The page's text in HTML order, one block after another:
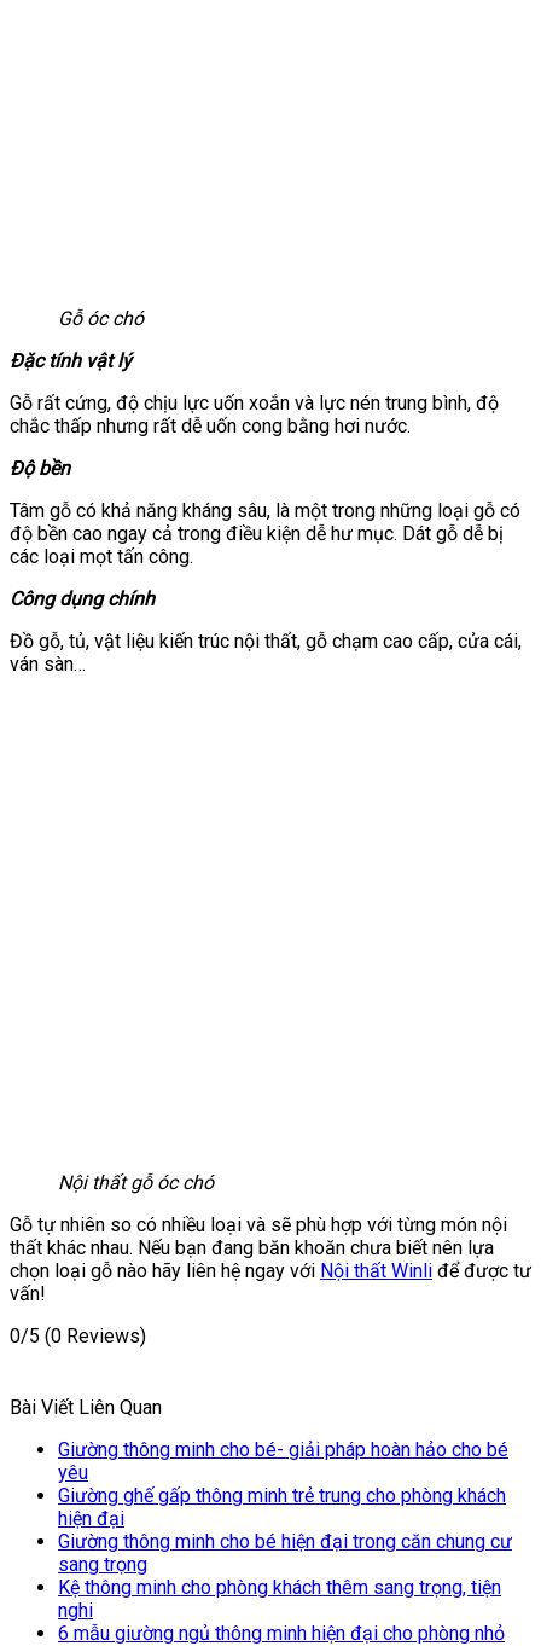
Gỗ óc chó
Đặc tính vật lý
Gỗ rất cứng, độ chịu lực uốn xoắn và lực nén trung bình, độ
chắc thấp nhưng rất dễ uốn cong bằng hơi nước.
Độ bền
Tâm gỗ có khả năng kháng sâu, là một trong những loại gỗ có
độ bền cao ngay cả trong điều kiện dễ hư mục. Dát gỗ dễ bị
các loại mọt tấn công.
Công dụng chính
Đồ gỗ, tủ, vật liệu kiến trúc nội thất, gỗ chạm cao cấp, cửa cái,
ván sàn…
Nội thất gỗ óc chó
Gỗ tự nhiên so có nhiều loại và sẽ phù hợp với từng món nội
thất khác nhau. Nếu bạn đang băn khoăn chưa biết nên lựa
chọn loại gỗ nào hãy liên hệ ngay với Nội thất Winli để được tư
vấn!
0/5 (0 Reviews)
Bài Viết Liên Quan
Giường thông minh cho bé- giải pháp hoàn hảo cho bé
yêu
Giường ghế gấp thông minh trẻ trung cho phòng khách
hiện đại
Giường thông minh cho bé hiện đại trong căn chung cư
sang trọng
Kệ thông minh cho phòng khách thêm sang trọng, tiện
nghi
6 mẫu giường ngủ thông minh hiện đại cho phòng nhỏ